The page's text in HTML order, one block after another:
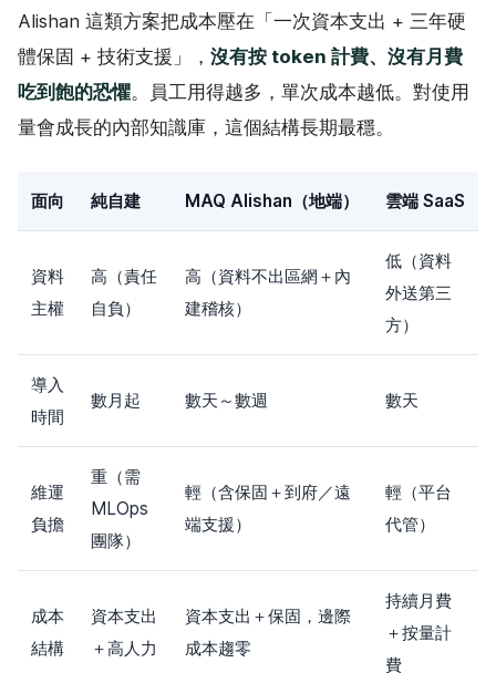
Alishan 這類方案把成本壓在「一次資本支出 + 三年硬
體保固 + 技術支援」， 沒有按 token 計費、沒有月費
吃到飽的恐懼。員工用得越多，單次成本越低。對使用
量會成長的內部知識庫，這個結構長期最穩。
面向 純自建 MAQ Alishan（地端） 雲端 SaaS
資料
主權
高（責任
自負）
高（資料不出區網＋內
建稽核）
低（資料
外送第三
方）
導入
時間
數月起 數天～數週 數天
維運
負擔
重（需
MLOps
團隊）
輕（含保固＋到府／遠
端支援）
輕（平台
代管）
成本
結構
資本支出
＋高人力
資本支出＋保固，邊際
成本趨零
持續月費
＋按量計
費